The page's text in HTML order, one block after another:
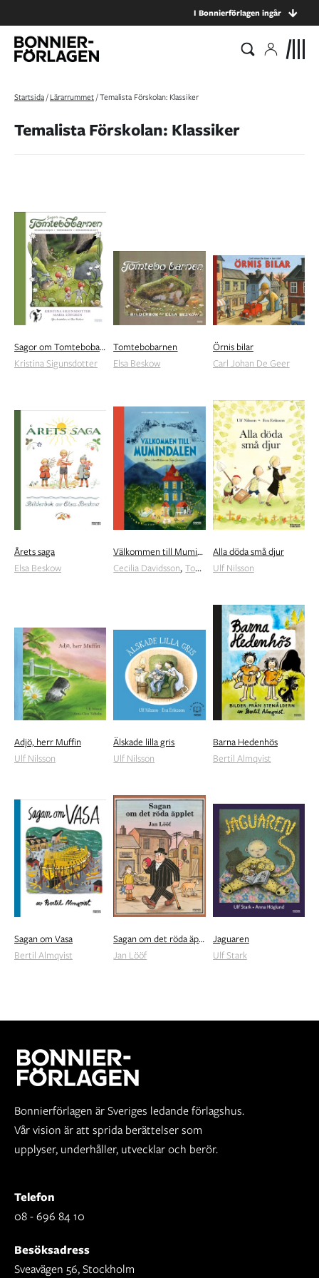
I Bonnierförlagen ingår
Startsida/Lärarrummet/Temalista Förskolan: Klassiker
Temalista Förskolan: Klassiker
Sagor om Tomtebobarnen
Kristina Sigunsdotter
Tomtebobarnen
Elsa Beskow
Örnis bilar
Carl Johan De Geer
Årets saga
Elsa Beskow
Välkommen till Mumindalen
Cecilia Davidsson,Tove Jansson ,Alex Haridi
Alla döda små djur
Ulf Nilsson
Adjö, herr Muffin
Ulf Nilsson
Älskade lilla gris
Ulf Nilsson
Barna Hedenhös
Bertil Almqvist
Sagan om Vasa
Bertil Almqvist
Sagan om det röda äpplet
Jan Lööf
Jaguaren
Ulf Stark
Bonnierförlagen är Sveriges ledande förlagshus.
Vår vision är att sprida berättelser som
upplyser, underhåller, utvecklar och berör.
Telefon
08 - 696 84 10
Besöksadress
Sveavägen 56, Stockholm